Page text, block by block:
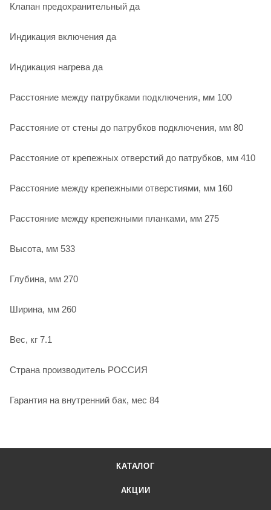
Клапан предохранительный да
Индикация включения да
Индикация нагрева да
Расстояние между патрубками подключения, мм 100
Расстояние от стены до патрубков подключения, мм 80
Расстояние от крепежных отверстий до патрубков, мм 410
Расстояние между крепежными отверстиями, мм 160
Расстояние между крепежными планками, мм 275
Высота, мм 533
Глубина, мм 270
Ширина, мм 260
Вес, кг 7.1
Страна производитель РОССИЯ
Гарантия на внутренний бак, мес 84
КАТАЛОГ
АКЦИИ